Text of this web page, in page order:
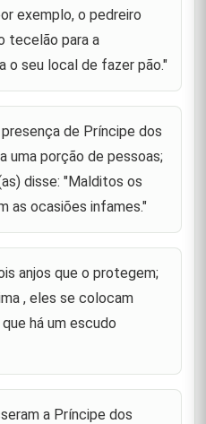
de Deus se obliterarem as
por trás do seu coração e o
coração." ( o significado de
os mesmos).
para um companheiro
deste :"Que Deus faça da
erradicar os teus pecados,
disse referindo-se a khabab
o Islã de boa vontade,
que sempre teve na
de maneira a estar apto a
satisfeito com o que lhe era
exemplo, o pedreiro
tecelão para a
o seu local de fazer pão."
de Príncipe dos
uma porção de pessoas;
disse: "Malditos os
as ocasiões infames."
anjos que o protegem;
, eles se colocam
há um escudo
a Príncipe dos